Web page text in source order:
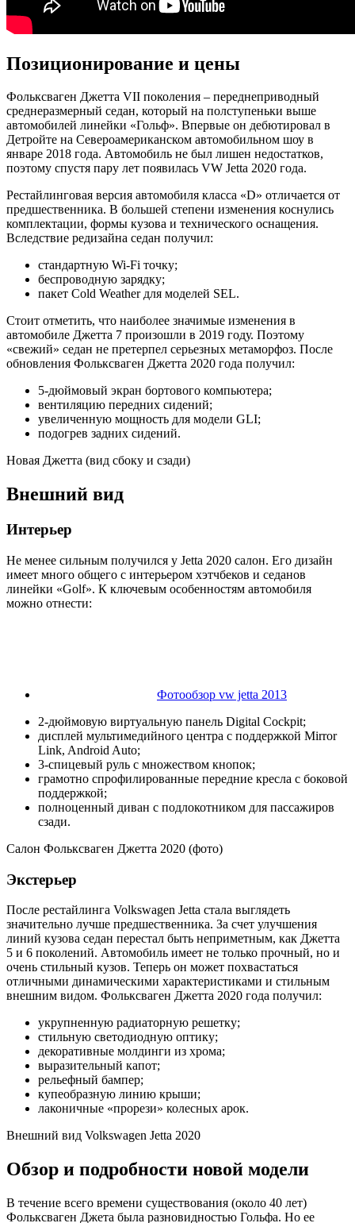
Позиционирование и цены
Фольксваген Джетта VII поколения – переднеприводный
среднеразмерный седан, который на полступеньки выше
автомобилей линейки «Гольф». Впервые он дебютировал в
Детройте на Североамериканском автомобильном шоу в
январе 2018 года. Автомобиль не был лишен недостатков,
поэтому спустя пару лет появилась VW Jetta 2020 года.
Рестайлинговая версия автомобиля класса «D» отличается от
предшественника. В большей степени изменения коснулись
комплектации, формы кузова и технического оснащения.
Вследствие редизайна седан получил:
стандартную Wi-Fi точку;
беспроводную зарядку;
пакет Cold Weather для моделей SEL.
Стоит отметить, что наиболее значимые изменения в
автомобиле Джетта 7 произошли в 2019 году. Поэтому
«свежий» седан не претерпел серьезных метаморфоз. После
обновления Фольксваген Джетта 2020 года получил:
5-дюймовый экран бортового компьютера;
вентиляцию передних сидений;
увеличенную мощность для модели GLI;
подогрев задних сидений.
Новая Джетта (вид сбоку и сзади)
Внешний вид
Интерьер
Не менее сильным получился у Jetta 2020 салон. Его дизайн
имеет много общего с интерьером хэтчбеков и седанов
линейки «Golf». К ключевым особенностям автомобиля
можно отнести:
Фотообзор vw jetta 2013
2-дюймовую виртуальную панель Digital Cockpit;
дисплей мультимедийного центра с поддержкой Mirror
Link, Android Auto;
3-спицевый руль с множеством кнопок;
грамотно спрофилированные передние кресла с боковой
поддержкой;
полноценный диван с подлокотником для пассажиров
сзади.
Салон Фольксваген Джетта 2020 (фото)
Экстерьер
После рестайлинга Volkswagen Jetta стала выглядеть
значительно лучше предшественника. За счет улучшения
линий кузова седан перестал быть неприметным, как Джетта
5 и 6 поколений. Автомобиль имеет не только прочный, но и
очень стильный кузов. Теперь он может похвастаться
отличными динамическими характеристиками и стильным
внешним видом. Фольксваген Джетта 2020 года получил:
укрупненную радиаторную решетку;
стильную светодиодную оптику;
декоративные молдинги из хрома;
выразительный капот;
рельефный бампер;
купеобразную линию крыши;
лаконичные «прорези» колесных арок.
Внешний вид Volkswagen Jetta 2020
Обзор и подробности новой модели
В течение всего времени существования (около 40 лет)
Фольксваген Джета была разновидностью Гольфа. Но ее